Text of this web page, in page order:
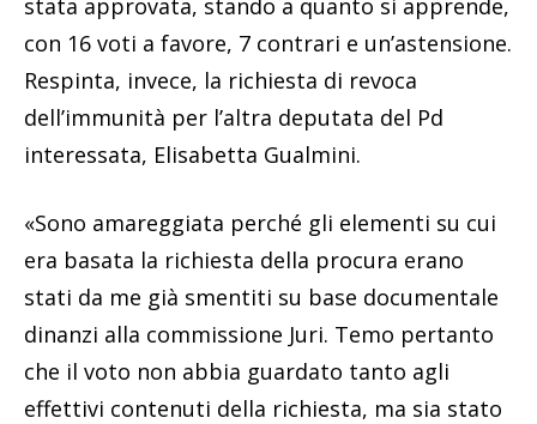
stata approvata, stando a quanto si apprende,
con 16 voti a favore, 7 contrari e un’astensione.
Respinta, invece, la richiesta di revoca
dell’immunità per l’altra deputata del Pd
interessata, Elisabetta Gualmini.
«Sono amareggiata perché gli elementi su cui
era basata la richiesta della procura erano
stati da me già smentiti su base documentale
dinanzi alla commissione Juri. Temo pertanto
che il voto non abbia guardato tanto agli
effettivi contenuti della richiesta, ma sia stato